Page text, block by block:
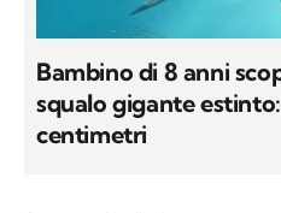
Bambino di 8 anni
squalo gigante
centimetri